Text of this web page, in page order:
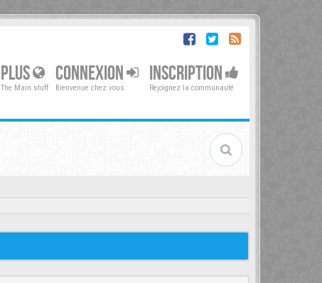
PLUS
The Main stuff
CONNEXION
Bienvenue chez vous
INSCRIPTION
Rejoignez la communauté